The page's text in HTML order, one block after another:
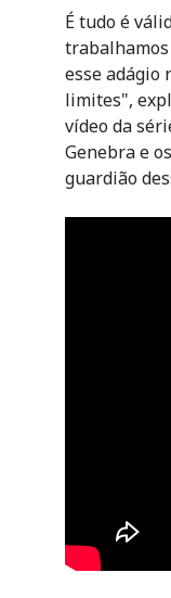
É tudo é
esse adágio
limites",
vídeo da
Genebra e
guardião